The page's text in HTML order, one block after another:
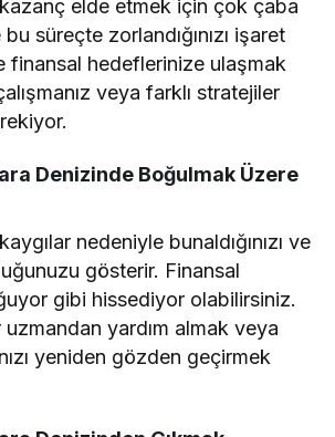
elde etmek için çok çaba
süreçte zorlandığınızı işaret
finansal hedeflerinize ulaşmak
veya farklı stratejiler
Denizinde Boğulmak Üzere
nedeniyle bunaldığınızı ve
gösterir. Finansal
gibi hissediyor olabilirsiniz.
yardım almak veya
yeniden gözden geçirmek